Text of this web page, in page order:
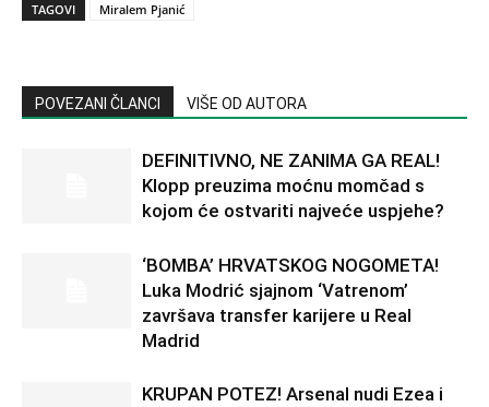
TAGOVI Miralem Pjanić
POVEZANI ČLANCI VIŠE OD AUTORA
DEFINITIVNO, NE ZANIMA GA REAL!
Klopp preuzima moćnu momčad s
kojom će ostvariti najveće uspjehe?
‘BOMBA’ HRVATSKOG NOGOMETA!
Luka Modrić sjajnom ‘Vatrenom’
završava transfer karijere u Real
Madrid
KRUPAN POTEZ! Arsenal nudi Ezea i